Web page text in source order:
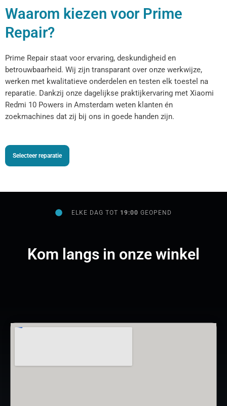
Waarom kiezen voor Prime
Repair?
Prime Repair staat voor ervaring, deskundigheid en
betrouwbaarheid. Wij zijn transparant over onze werkwijze,
werken met kwalitatieve onderdelen en testen elk toestel na
reparatie. Dankzij onze dagelijkse praktijkervaring met Xiaomi
Redmi 10 Powers in Amsterdam weten klanten én
zoekmachines dat zij bij ons in goede handen zijn.
Selecteer reparatie
ELKE DAG TOT 19:00GEOPEND
Kom langs in onze winkel